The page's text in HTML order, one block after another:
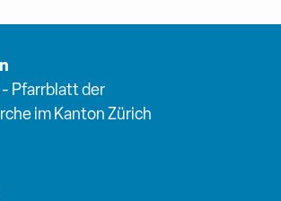
Pfarrblatt der
im Kanton Zürich